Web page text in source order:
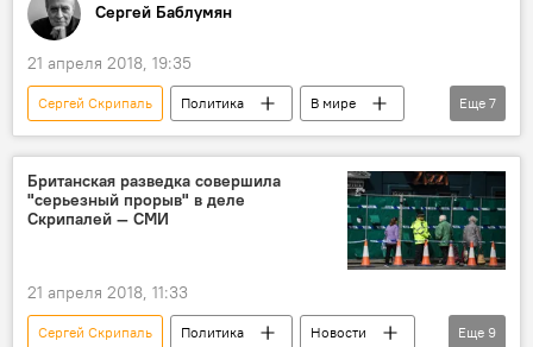
Сергей Баблумян
21 апреля 2018, 19:35
Сергей Скрипаль Политика
В мире
Колумнисты
Мнение
США
конфликт
санкции
Еще 7
Британская разведка совершила
"серьезный прорыв" в деле
Скрипалей — СМИ
21 апреля 2018, 11:33
Сергей Скрипаль Политика
Новости
Еще 9